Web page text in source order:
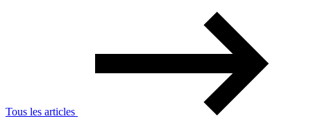
Tous les articles